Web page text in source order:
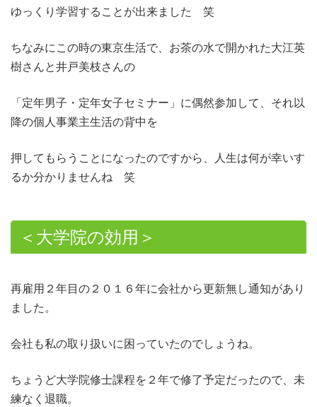
ゆっくり学習することが出来ました 笑
ちなみにこの時の東京生活で、お茶の水で開かれた大江英
樹さんと井戸美枝さんの
「定年男子・定年女子セミナー」に偶然参加して、それ以
降の個人事業主生活の背中を
押してもらうことになったのですから、人生は何が幸いす
るか分かりませんね 笑
＜大学院の効用＞
再雇用２年目の２０１６年に会社から更新無し通知があり
ました。
会社も私の取り扱いに困っていたのでしょうね。
ちょうど大学院修士課程を２年で修了予定だったので、未
練なく退職。